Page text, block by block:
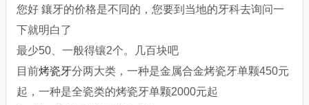
您好 鑲牙的价格是不同的，您要到当地的牙科去询问一
下就明白了
最少50、一般得镶2个。几百块吧
目前烤瓷牙分两大类，一种是金属合金烤瓷牙单颗450元
起，一种是全瓷类的烤瓷牙单颗2000元起